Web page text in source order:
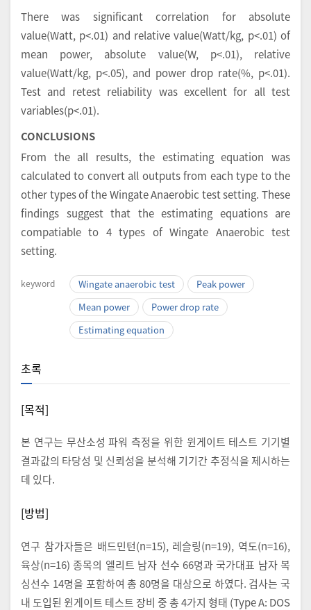
There was significant correlation for absolute
value(Watt, p<.01) and relative value(Watt/kg, p<.01) of
mean power, absolute value(W, p<.01), relative
value(Watt/kg, p<.05), and power drop rate(%, p<.01).
Test and retest reliability was excellent for all test
variables(p<.01).
CONCLUSIONS
From the all results, the estimating equation was
calculated to convert all outputs from each type to the
other types of the Wingate Anaerobic test setting. These
findings suggest that the estimating equations are
compatiable to 4 types of Wingate Anaerobic test
setting.
keyword Wingate anaerobic test
Peak power
Mean power
Power drop rate
Estimating equation
초록
[목적]
본 연구는 무산소성 파워 측정을 위한 윈게이트 테스트 기기별
결과값의 타당성 및 신뢰성을 분석해 기기간 추정식을 제시하는
데 있다.
[방법]
연구 참가자들은 배드민턴(n=15), 레슬링(n=19), 역도(n=16),
육상(n=16) 종목의 엘리트 남자 선수 66명과 국가대표 남자 복
싱선수 14명을 포함하여 총 80명을 대상으로 하였다. 검사는 국
내 도입된 윈게이트 테스트 장비 중 총 4가지 형태 (Type A: DOS